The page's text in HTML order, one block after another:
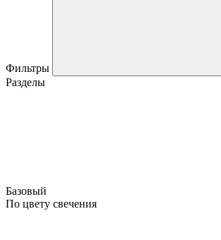
Фильтры
Разделы
Базовый
По цвету свечения